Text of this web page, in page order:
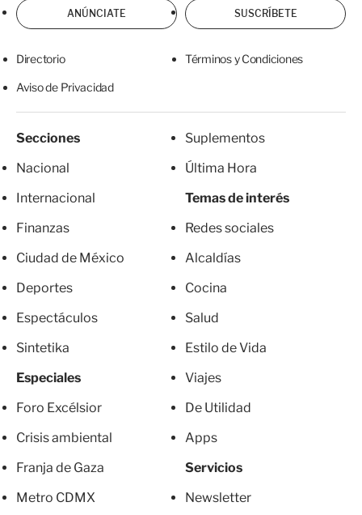
ANÚNCIATE SUSCRÍBETE
Directorio Términos y Condiciones
Aviso de Privacidad
Secciones
Nacional
Internacional
Finanzas
Ciudad de México
Deportes
Espectáculos
Sintetika
Especiales
Foro Excélsior
Crisis ambiental
Franja de Gaza
Metro CDMX
Suplementos
Última Hora
Temas de interés
Redes sociales
Alcaldías
Cocina
Salud
Estilo de Vida
Viajes
De Utilidad
Apps
Servicios
Newsletter